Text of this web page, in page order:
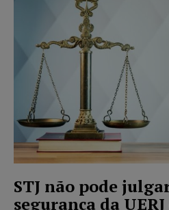
STJ não pode
segurança da